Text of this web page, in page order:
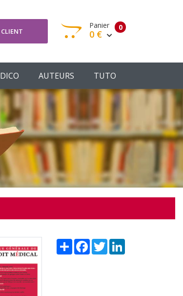
CLIENT 0
Panier
0 €
est vide
Commander
DICO AUTEURS TUTO
Share FacebookTwitter